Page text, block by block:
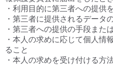
・利用目的に第三者への提供
・第三者に提供されるデータ
・第三者への提供の手段また
・本人の求めに応じて個人情
ること
・本人の求めを受け付ける方